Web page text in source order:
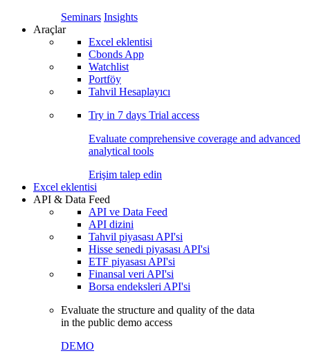
Seminars Insights
Araçlar
Excel eklentisi
Cbonds App
Watchlist
Portföy
Tahvil Hesaplayıcı
Try in 7 days Trial access
Evaluate comprehensive coverage and advanced
analytical tools
Erişim talep edin
Excel eklentisi
API & Data Feed
API ve Data Feed
API dizini
Tahvil piyasası API'si
Hisse senedi piyasası API'si
ETF piyasası API'si
Finansal veri API'si
Borsa endeksleri API'si
Evaluate the structure and quality of the data
in the public demo access
DEMO